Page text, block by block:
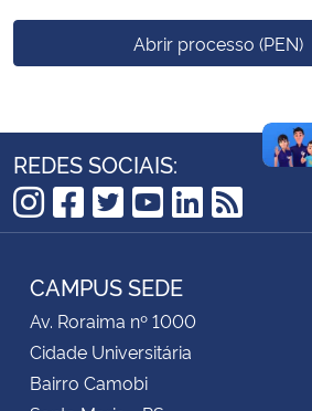
Abrir processo (PEN)
REDES SOCIAIS:
Instagram
Facebook
Twitter
YouTube
LinkedIn
RSS
CAMPUS SEDE
Av. Roraima nº 1000
Cidade Universitária
Bairro Camobi